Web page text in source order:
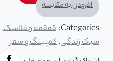
افزودن به مقایسه
Categories: قمقمه و فلاسک,
سبک زندگی,کمپینگ و سفر